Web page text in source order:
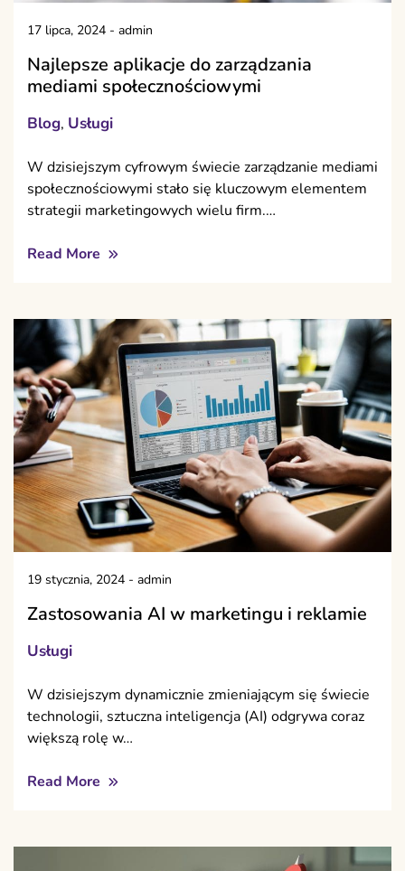
17 lipca, 2024 - admin
Najlepsze aplikacje do zarządzania
mediami społecznościowymi
Blog, Usługi
W dzisiejszym cyfrowym świecie zarządzanie mediami
społecznościowymi stało się kluczowym elementem
strategii marketingowych wielu firm.…
Read More
19 stycznia, 2024 - admin
Zastosowania AI w marketingu i reklamie
Usługi
W dzisiejszym dynamicznie zmieniającym się świecie
technologii, sztuczna inteligencja (AI) odgrywa coraz
większą rolę w…
Read More